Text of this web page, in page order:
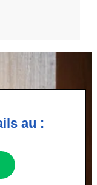
au :